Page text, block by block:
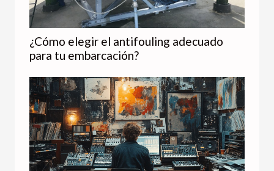
¿Cómo elegir el antifouling adecuado
para tu embarcación?